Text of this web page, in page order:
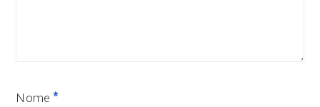
Nome *